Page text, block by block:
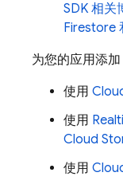
SDK 相关
Firestore
为您的应用添加
使用
使用
Cloud
使用